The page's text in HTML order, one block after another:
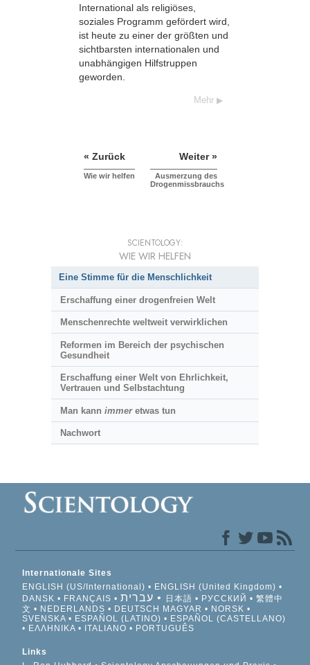
International als religiöses,
soziales Programm gefördert wird,
ist heute zu einer der größten und
sichtbarsten internationalen und
unabhängigen Hilfstruppen
geworden.
Mehr
« Zurück
Wie wir helfen
Weiter »
Ausmerzung des
Drogenmissbrauchs
SCIENTOLOGY:
WIE WIR HELFEN
Eine Stimme für die Menschlichkeit
Erschaffung einer drogenfreien Welt
Menschenrechte weltweit verwirklichen
Reformen im Bereich der psychischen
Gesundheit
Erschaffung einer Welt von Ehrlichkeit,
Vertrauen und Selbstachtung
Man kann immeretwas tun
Nachwort
Internationale Sites
ENGLISH (US/International)
ENGLISH (United Kingdom)
DANSK
FRANÇAIS עברית 日本語 РУССКИЙ
繁體中
文
NEDERLANDS DEUTSCH MAGYAR
NORSK
SVENSKA
ESPAÑOL (LATINO)
ESPAÑOL (CASTELLANO)
ΕΛΛΗΝΙΚA
ITALIANO PORTUGUÊS
Links